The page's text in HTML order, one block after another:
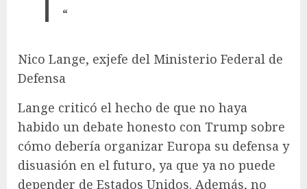
“
Nico Lange, exjefe del Ministerio Federal de
Defensa
Lange criticó el hecho de que no haya
habido un debate honesto con Trump sobre
cómo debería organizar Europa su defensa y
disuasión en el futuro, ya que ya no puede
depender de Estados Unidos. Además, no